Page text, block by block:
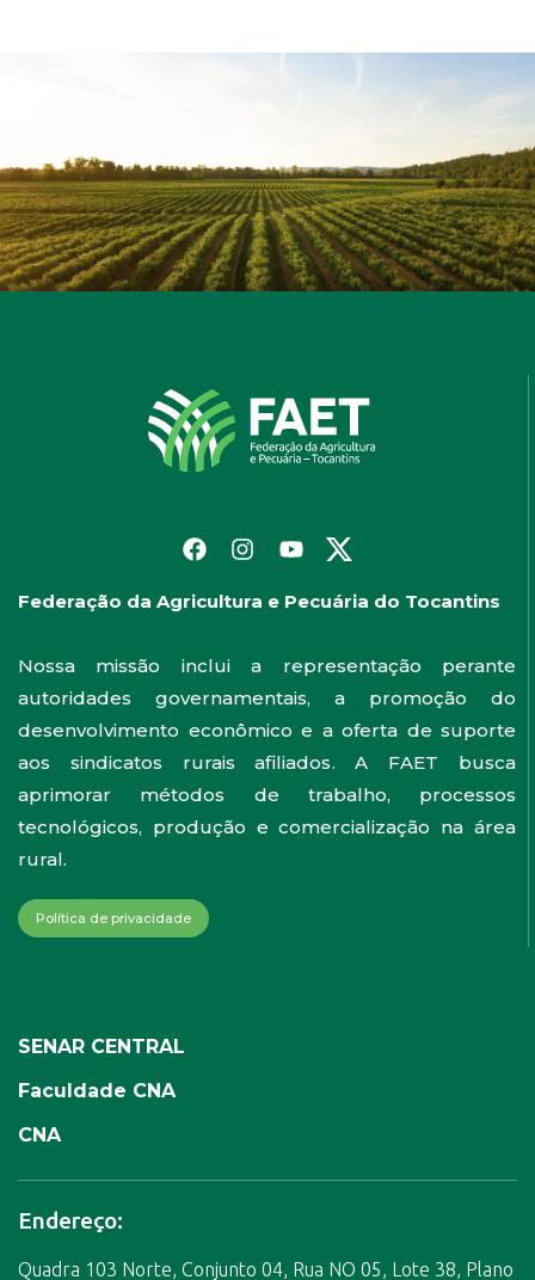
Federação da Agricultura e Pecuária do Tocantins
Nossa missão inclui a representação perante
autoridades governamentais, a promoção do
desenvolvimento econômico e a oferta de suporte
aos sindicatos rurais afiliados. A FAET busca
aprimorar métodos de trabalho, processos
tecnológicos, produção e comercialização na área
rural.
Política de privacidade
SENAR CENTRAL
Faculdade CNA
CNA
Endereço:
Quadra 103 Norte, Conjunto 04, Rua NO 05, Lote 38, Plano